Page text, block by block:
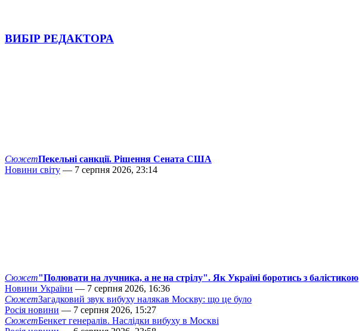
ВИБІР РЕДАКТОРА
СюжетПекельні санкції. Рішення Сената США
Новини світу — 7 серпня 2026, 23:14
Сюжет"Полювати на лучника, а не на стрілу". Як Україні боротись з балістикою
Новини України — 7 серпня 2026, 16:36
СюжетЗагадковий звук вибуху налякав Москву: що це було
Росія новини — 7 серпня 2026, 15:27
СюжетБенкет генералів. Наслідки вибуху в Москві